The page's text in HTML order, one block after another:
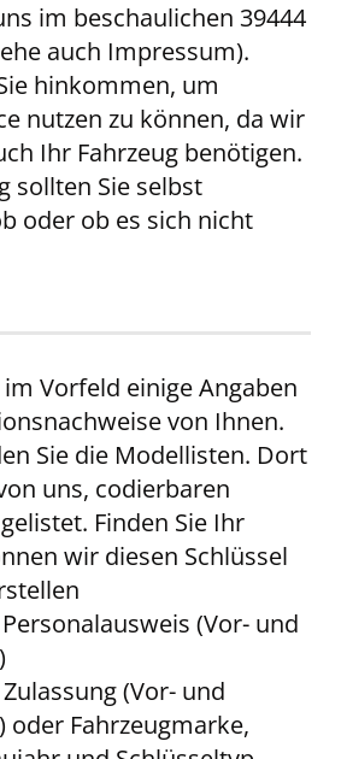
im beschaulichen 39444
auch Impressum).
hinkommen, um
nutzen zu können, da wir
Ihr Fahrzeug benötigen.
sollten Sie selbst
oder ob es sich nicht
Vorfeld einige Angaben
von Ihnen.
Sie die Modellisten. Dort
uns, codierbaren
Finden Sie Ihr
wir diesen Schlüssel
(Vor- und
(Vor- und
oder Fahrzeugmarke,